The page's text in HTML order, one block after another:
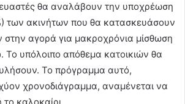
θα αναλάβουν την υποχρέωση
των ακινήτων που θα κατασκευάσουν
αγορά για μακροχρόνια μίσθωση
Το υπόλοιπο απόθεμα κατοικιών θα
Το πρόγραμμα αυτό,
χρονοδιάγραμμα, αναμένεται να